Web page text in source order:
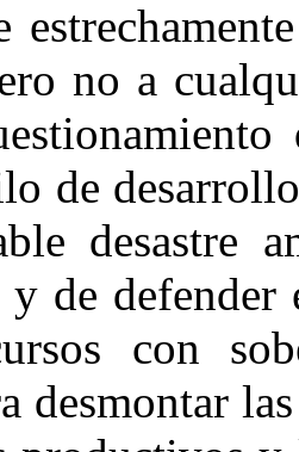
no a
de
desastre
y de
con
desmontar